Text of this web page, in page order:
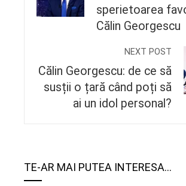
sperietoarea
Călin Georgescu
NEXT POST
Călin Georgescu: de ce să
susții o țară când poți să
ai un idol personal?
TE-AR MAI PUTEA INTERESA...